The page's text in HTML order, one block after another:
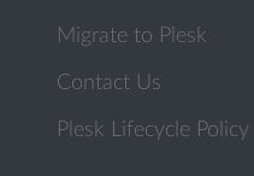
Migrate to Plesk
Contact Us
Plesk Lifecycle Policy